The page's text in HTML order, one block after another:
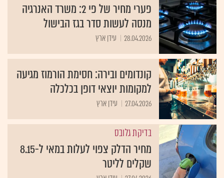
פערי מחיר של פי 2: משרד האנרגיה
מנסה לעשות סדר בגז הבישול
28.04.2026 עידן ארץ
קונדומים ובירה: חסימת הורמוז מגיעה
למקומות יוצאי דופן בכלכלה
27.04.2026 עידן ארץ
בדיקת גלובס
מחיר הדלק צפוי לעלות במאי ל-8.15
שקלים לליטר